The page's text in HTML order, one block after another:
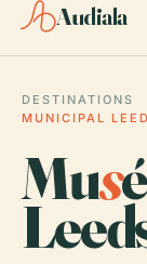
Audiala
DESTINATIONS
MUNICIPAL
Mus